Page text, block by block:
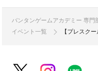
バンタンゲームアカデミー 専
イベント一覧
【プレスク